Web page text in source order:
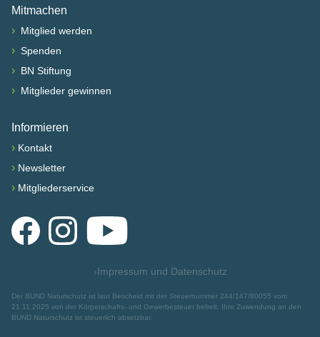
Mitmachen
› Mitglied werden
› Spenden
› BN Stiftung
› Mitglieder gewinnen
Informieren
› Kontakt
› Newsletter
› Mitgliederservice
FacebookInstagramYouTube
›Impressum und Datenschutz
Der BUND Naturschutz ist laut Bescheid mit der Steuernummer 244/147/80055 vom
21.11.2025 von der Körperschafts- und Gewerbesteuer befreit. Ihre Zuwendung an den
BUND Naturschutz ist steuerlich absetzbar.